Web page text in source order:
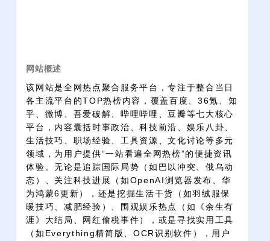
网站概述
该网站是全网热点聚合服务平台，专注于整合当日
各主流平台的TOP热榜内容，覆盖百度、36氪、知
乎、微博、吾爱破解、哔哩哔哩、豆瓣等七大核心
平台，内容囊括时事政治、科技前沿、娱乐八卦、
生活技巧、职场经验、工具资源、文化讨论等多元
领域，为用户提供“一站看遍全网热榜”的便捷资讯
体验。无论是追踪国际局势（如巴以冲突、俄乌动
态）、关注科技进展（如OpenAI浏览器发布、华
为鸿蒙6更新），还是挖掘生活干货（如羽绒服保
暖技巧、减肥经验）、围观娱乐热点（如《余生有
涯》大结局、网红偷税事件），或是寻找实用工具
（如Everything精简版、OCR识别软件），用户